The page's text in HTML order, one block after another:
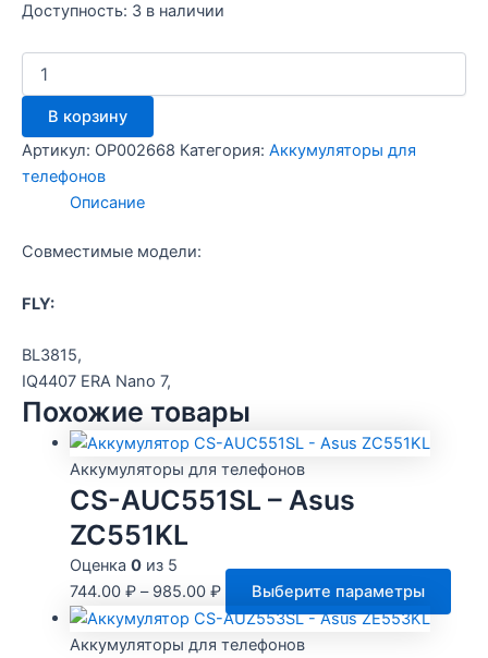
Доступность: 3 в наличии
Количество
товара
Аккумулятор
iQ4407
/Craftmann
В корзину
Артикул: OP002668 Категория: Аккумуляторы для
телефонов
Описание
Совместимые модели:
FLY:
BL3815,
IQ4407 ERA Nano 7,
Похожие товары
Аккумуляторы для телефонов
CS-AUC551SL – Asus
ZC551KL
Оценка 0из 5
744.00 ₽– 985.00 ₽ Выберите параметры
Аккумуляторы для телефонов